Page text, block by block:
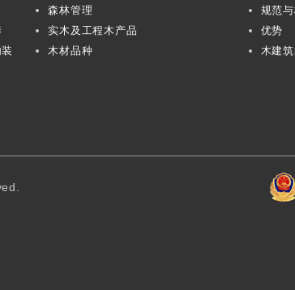
森林管理
实木及工程木产品
木材品种
规范
优势
木建